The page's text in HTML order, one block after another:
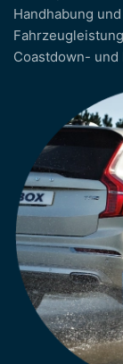
Handhabung
Coastdown-